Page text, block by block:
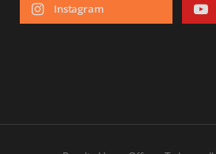
Instagram